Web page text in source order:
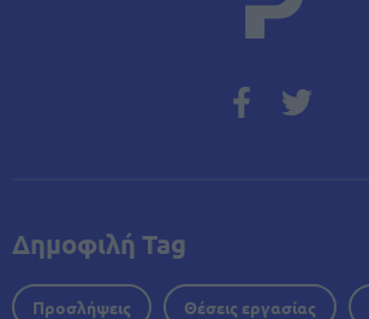
Δημοφιλή Tag
Προσλήψεις Θέσεις εργασίας